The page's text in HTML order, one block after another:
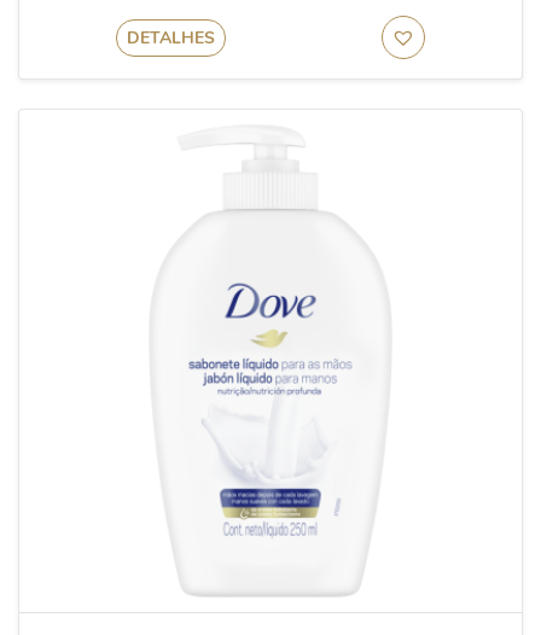
DETALHES